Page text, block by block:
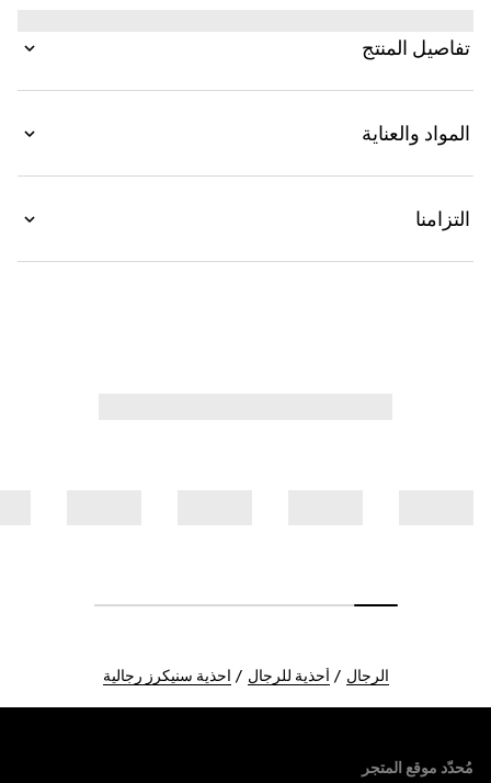
تفاصيل المنتج
المواد والعناية
التزامنا
الرجال أحذية للرجال احذية سنيكرز رجالية
مُحدّد موقع المتجر